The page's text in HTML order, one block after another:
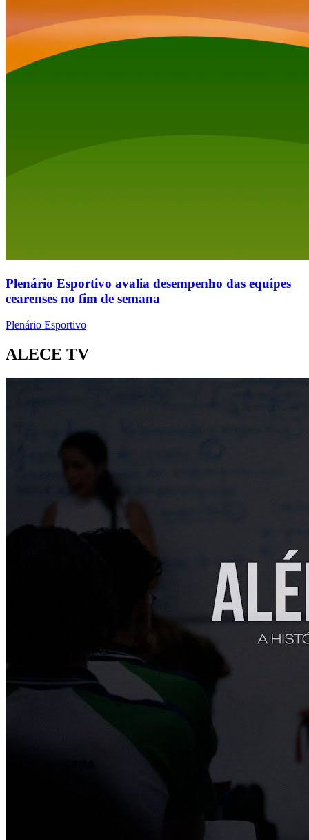
Plenário Esportivo avalia desempenho das equipes
cearenses no fim de semana
Plenário Esportivo
ALECE TV